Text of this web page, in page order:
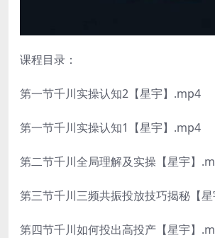
课程目录：
第一节千川实操认知2【星宇】.mp4
第一节千川实操认知1【星宇】.mp4
第二节千川全局理解及实操【星宇】
第三节千川三频共振投放技巧揭秘【
第四节千川如何投出高投产【星宇】